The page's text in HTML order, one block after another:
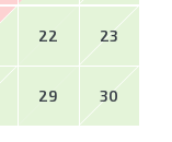
22 23
29 30